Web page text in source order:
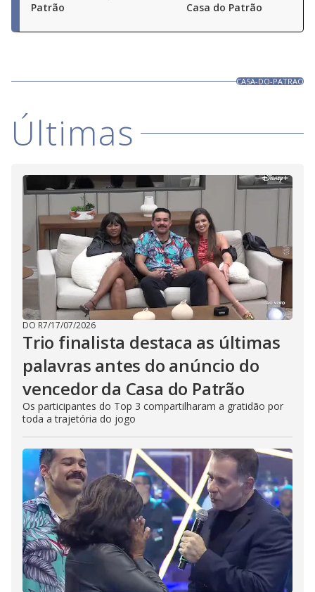
Patrão
Casa do Patrão
CASA-DO-PATRAO
Últimas
DO R7/17/07/2026
Trio finalista destaca as últimas
palavras antes do anúncio do
vencedor da Casa do Patrão
Os participantes do Top 3 compartilharam a gratidão por
toda a trajetória do jogo